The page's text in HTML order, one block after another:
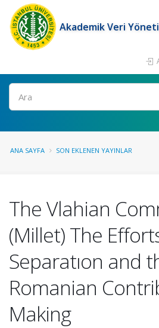
Akademik Veri
Ara
ANA SAYFA SON EKLENEN YAYINLAR
The Vlahian
(Millet) The
Separatıon and
Romanian
Making